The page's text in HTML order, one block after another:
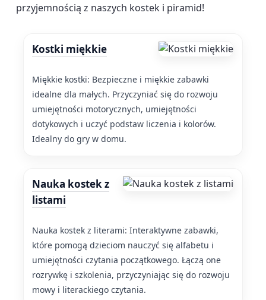
przyjemnością z naszych kostek i piramid!
Kostki miękkie
Miękkie kostki: Bezpieczne i miękkie zabawki
idealne dla małych. Przyczyniać się do rozwoju
umiejętności motorycznych, umiejętności
dotykowych i uczyć podstaw liczenia i kolorów.
Idealny do gry w domu.
Nauka kostek z
listami
Nauka kostek z literami: Interaktywne zabawki,
które pomogą dzieciom nauczyć się alfabetu i
umiejętności czytania początkowego. Łączą one
rozrywkę i szkolenia, przyczyniając się do rozwoju
mowy i literackiego czytania.